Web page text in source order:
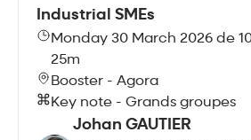
Industrial SMEs
Monday 30 March 2026 de
25m
Booster - Agora
Key note - Grands groupes
Johan GAUTIER